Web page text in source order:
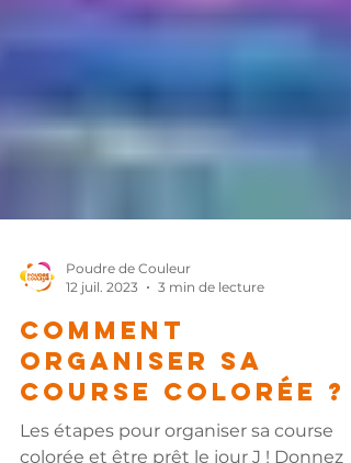
Poudre de Couleur
12 juil. 2023
3 min de lecture
Comment
organiser sa
course colorée ?